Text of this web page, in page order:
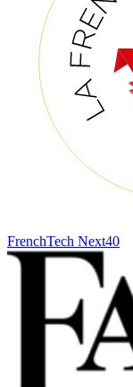
FrenchTech Next40